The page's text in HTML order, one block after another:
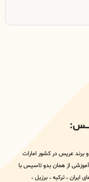
در سال 1384 تحت نام و برند عریس در کشور امارات
از همان بدو تاسیس با
، ترکیه ، برزیل ،